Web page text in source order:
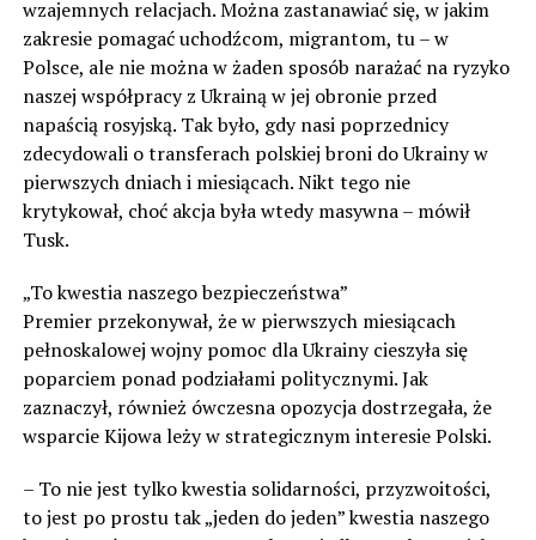
wzajemnych relacjach. Można zastanawiać się, w jakim
zakresie pomagać uchodźcom, migrantom, tu – w
Polsce, ale nie można w żaden sposób narażać na ryzyko
naszej współpracy z Ukrainą w jej obronie przed
napaścią rosyjską. Tak było, gdy nasi poprzednicy
zdecydowali o transferach polskiej broni do Ukrainy w
pierwszych dniach i miesiącach. Nikt tego nie
krytykował, choć akcja była wtedy masywna – mówił
Tusk.
„To kwestia naszego bezpieczeństwa”
Premier przekonywał, że w pierwszych miesiącach
pełnoskalowej wojny pomoc dla Ukrainy cieszyła się
poparciem ponad podziałami politycznymi. Jak
zaznaczył, również ówczesna opozycja dostrzegała, że
wsparcie Kijowa leży w strategicznym interesie Polski.
– To nie jest tylko kwestia solidarności, przyzwoitości,
to jest po prostu tak „jeden do jeden” kwestia naszego